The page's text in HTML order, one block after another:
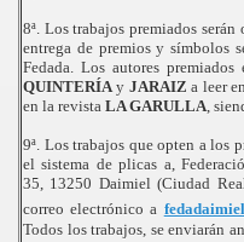
8ª. Los trabajos premiados
entrega de premios y símbolos
Fedada. Los autores
QUINTERÍAy JARAIZ a leer
en la revista LA GARULLA,
9ª. Los trabajos que opten a los
el sistema de plicas a,
35, 13250 Daimiel (Ciudad
correo electrónico a
Todos los trabajos, se enviarán